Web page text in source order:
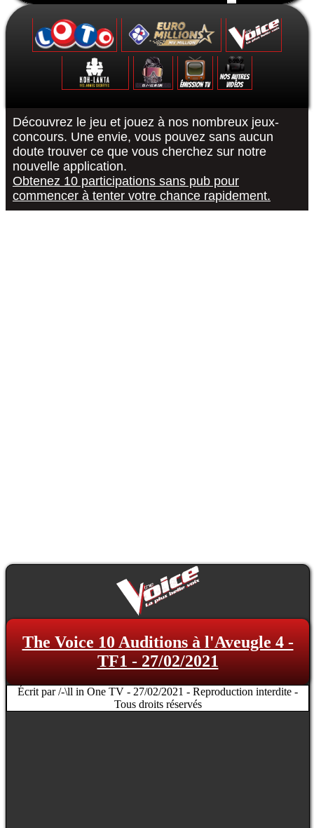
Formulaire de contact
Loto : le tirage du 27 août 2022
Euromillions : tirage du 6 septembre Euro
Koh-Lanta : Les Poteaux - La Finale - Koh-Lanta :
The Voice 10 - La Finale - 15/05/2021 The Voice
Le Grand Quiz - Permis De Conduire -
"R or B #RorB"
District Z : Épisode 3 - 25/12/2020 Les 12
Découvrez le jeu et jouez à nos nombreux jeux-
concours. Une envie, vous pouvez sans aucun
doute trouver ce que vous cherchez sur notre
nouvelle application.
Obtenez 10 participations sans pub pour
commencer à tenter votre chance rapidement.
The Voice 10 Auditions à l'Aveugle 4 -
TF1 - 27/02/2021
Écrit par /-\ll in One TV - 27/02/2021 - Reproduction interdite -
Tous droits réservés